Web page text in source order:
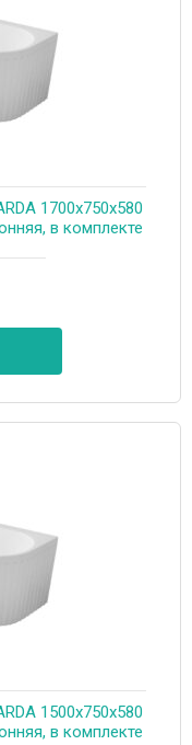
1700х750х580
в комплекте
1500х750х580
в комплекте